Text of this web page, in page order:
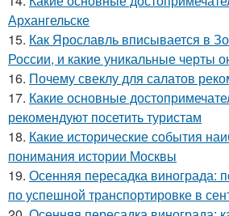
Архангельске
15. Как Ярославль вписывается в
России, и какие уникальные черты
16. Почему свеклу для салатов
17. Какие основные
рекомендуют посетить туристам
18. Какие исторические события
понимания истории Москвы
19. Осенняя пересадка винограда:
по успешной транспортировке в